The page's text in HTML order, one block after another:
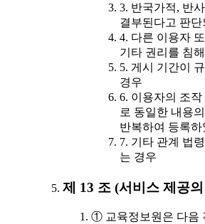
3. 반국가적, 반
결부된다고 판단
4. 다른 이용자
기타 권리를 침
5. 게시 기간이
경우
6. 이용자의 조
로 동일한 내용
반복하여 등록하
7. 기타 관계 법
는 경우
제 13 조 (서비스 제공
① 교육정보원은 다음